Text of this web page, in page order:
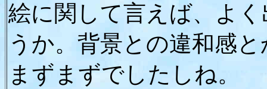
絵に関して言えば、よ
うか。背景との違和感
まずまずでしたしね。